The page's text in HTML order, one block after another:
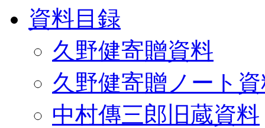
資料目録
久野健寄贈資料
久野健寄贈ノート
中村傳三郎旧蔵資料